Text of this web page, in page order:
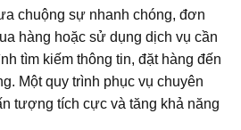
chuộng sự nhanh chóng, đơn
hàng hoặc sử dụng dịch vụ cần
tìm kiếm thông tin, đặt hàng đến
Một quy trình phục vụ chuyên
tượng tích cực và tăng khả năng